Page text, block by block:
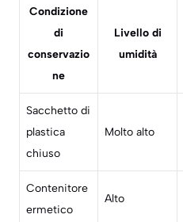
Condizione
di
conservazio
ne
Livello di
umidità
Sacchetto di
plastica
chiuso
Molto alto
Contenitore
ermetico
Alto